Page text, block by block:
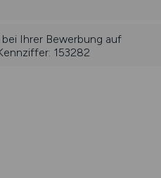
Ihrer Bewerbung auf
153282